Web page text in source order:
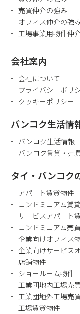
売買仲介の強み
オフィス仲介の強
工場事業用物件仲
会社案内
会社について
プライバシーポリ
クッキーポリシー
バンコク生活情
バンコク生活情報
バンコク賃貸・売
タイ・バンコク
アパート賃貸物件
コンドミニアム賃
サービスアパート
コンドミニアム売
企業向けオフィス
企業向けサービス
店舗物件
ショールーム物件
工業団地内工場売
工業団地外工場売
工場賃貸物件